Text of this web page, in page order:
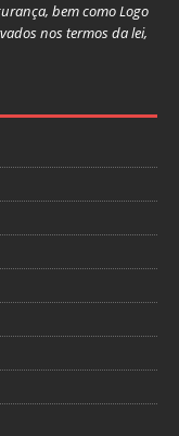
bem como Logo
nos termos da lei,